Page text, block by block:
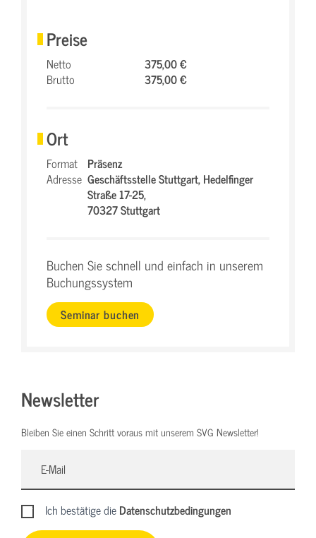
Preise
Netto
375,00 €
Brutto
375,00 €
Ort
Format Präsenz
Adresse Geschäftsstelle Stuttgart,Hedelfinger
Straße 17-25,
70327 Stuttgart
Buchen Sie schnell und einfach in unserem
Buchungssystem
Seminar buchen
Newsletter
Bleiben Sie einen Schritt voraus mit unserem SVG Newsletter!
Ich bestätige dieDatenschutzbedingungen